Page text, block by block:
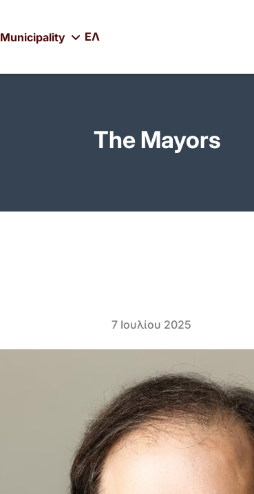
Municipality ΕΛ
The Mayors
7 Ιουλίου 2025